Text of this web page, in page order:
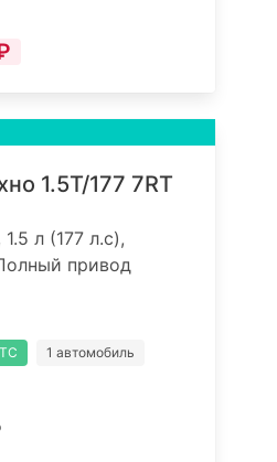
1.5T/177 7RT
л (177 л.с),
привод
1 автомобиль